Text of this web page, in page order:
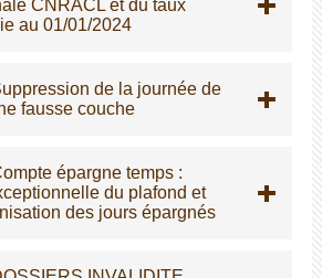
CNRACL et du taux
au 01/01/2024
de la journée de
fausse couche
épargne temps :
du plafond et
des jours épargnés